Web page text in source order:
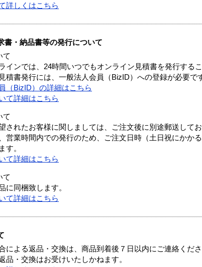
詳しくはこちら
書・納品書等の発行について
て
インでは、24時間いつでもオンライン見積書を発行するこ
積書発行には、一般法人会員（BizID）への登録が必要で
（BizID）の詳細はこちら
て詳細はこちら
て
されたお客様に関しましては、ご注文後に別途郵送してお
営業時間内での発行のため、ご注文日時（土日祝にかか
す。
て詳細はこちら
て
に同梱致します。
て詳細はこちら
による返品・交換は、商品到着後７日以内にご連絡くだ
品・交換はお受けいたしかねます。